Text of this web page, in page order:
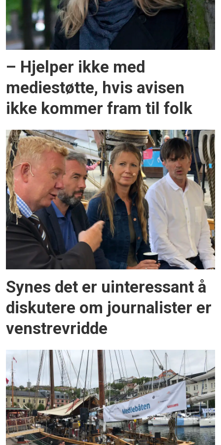
– Hjelper ikke med
mediestøtte, hvis avisen
ikke kommer fram til folk
Synes det er uinteressant å
diskutere om journalister er
venstrevridde